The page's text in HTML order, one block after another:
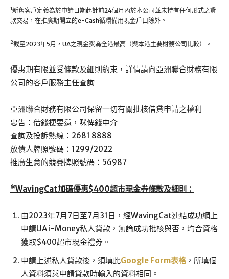
1新舊客戶定義為於申請日期起計前24個月內於本公司並未持有任何形式之貸
款交易，在推廣期開立的e-Cash循環備用現金戶口除外。
2截至2023年5月，UA之現金獎為全港最高（與本港主要財務公司比較）。
優惠期有限並受條款及細則約束，詳情請向亞洲聯合財務有限
公司的客戶服務主任查詢
亞洲聯合財務有限公司保留一切有關批核借貸申請之權利
忠告：借錢梗要還，咪俾錢中介
查詢及投訴熱線： 2681 8888
放債人牌照號碼：1299/2022
推廣生意的競賽牌照號碼：56987
*WavingCat加碼優惠$400超市現金券條款及細則：
由2023年7月7日至7月31日，經WavingCat連結成功網上
申請UA i-Money私人貸款，無論成功批核與否，均合資格
獲取$400超市現金禮券。
申請上述私人貸款後，須填此Google Form表格，所填個
人資料須與申請貸款時輸入的資料相同。